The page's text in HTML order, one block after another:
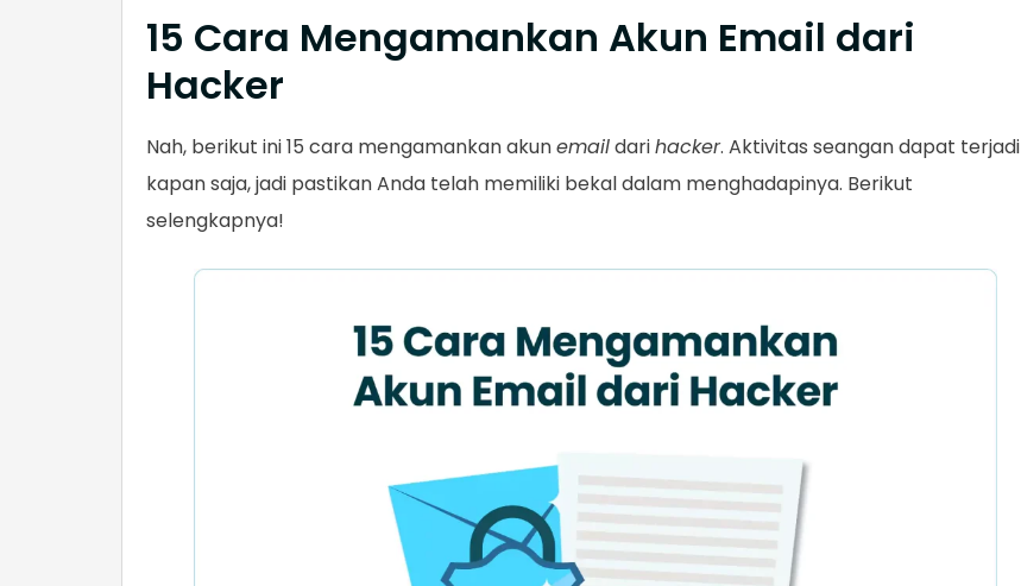
15 Cara Mengamankan Akun Email dari
Hacker
Nah, berikut ini 15 cara mengamankan akunemaildarihacker. Aktivitas seangan dapat terjadi
kapan saja, jadi pastikan Anda telah memiliki bekal dalam menghadapinya. Berikut
selengkapnya!